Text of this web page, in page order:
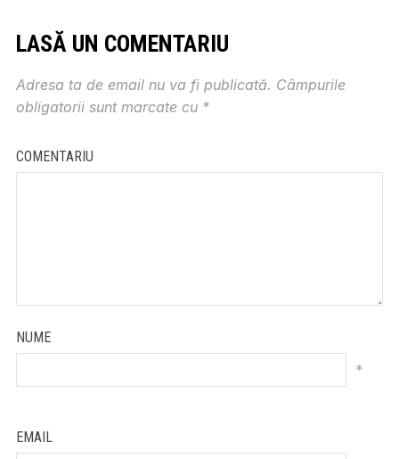
LASĂ UN COMENTARIU
Adresa ta de email nu va fi publicată. Câmpurile
obligatorii sunt marcate cu *
COMENTARIU
NUME
*
EMAIL